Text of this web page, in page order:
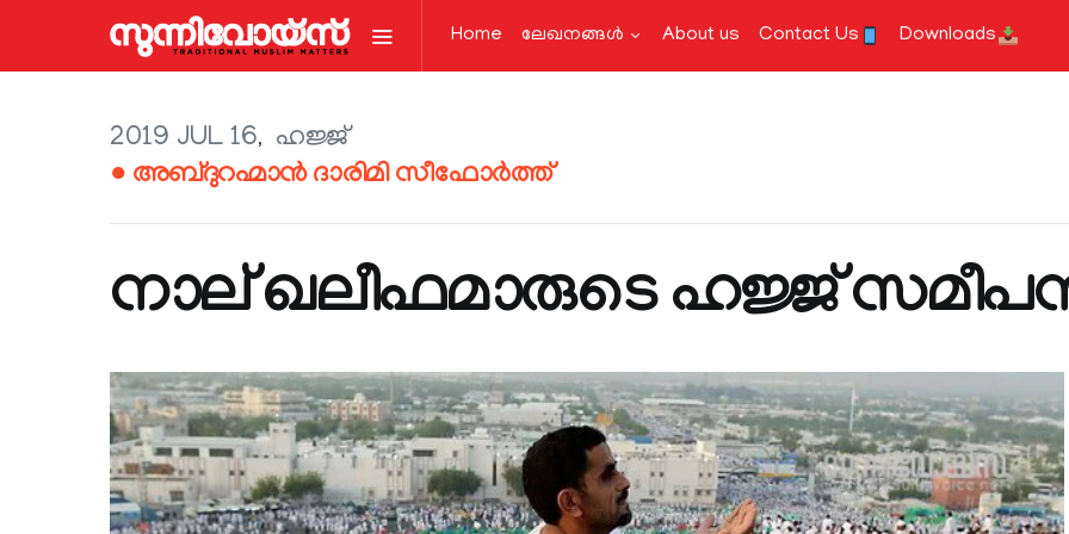
Home ലേഖനങ്ങള്‍ About us Contact Us Downloads
2019 JUL 16 ഹജ്ജ്
● അബ്ദുറഹ്മാന്‍ ദാരിമി സീഫോര്‍ത്ത്
നാല് ഖലീഫമാരുടെ ഹജ്ജ്